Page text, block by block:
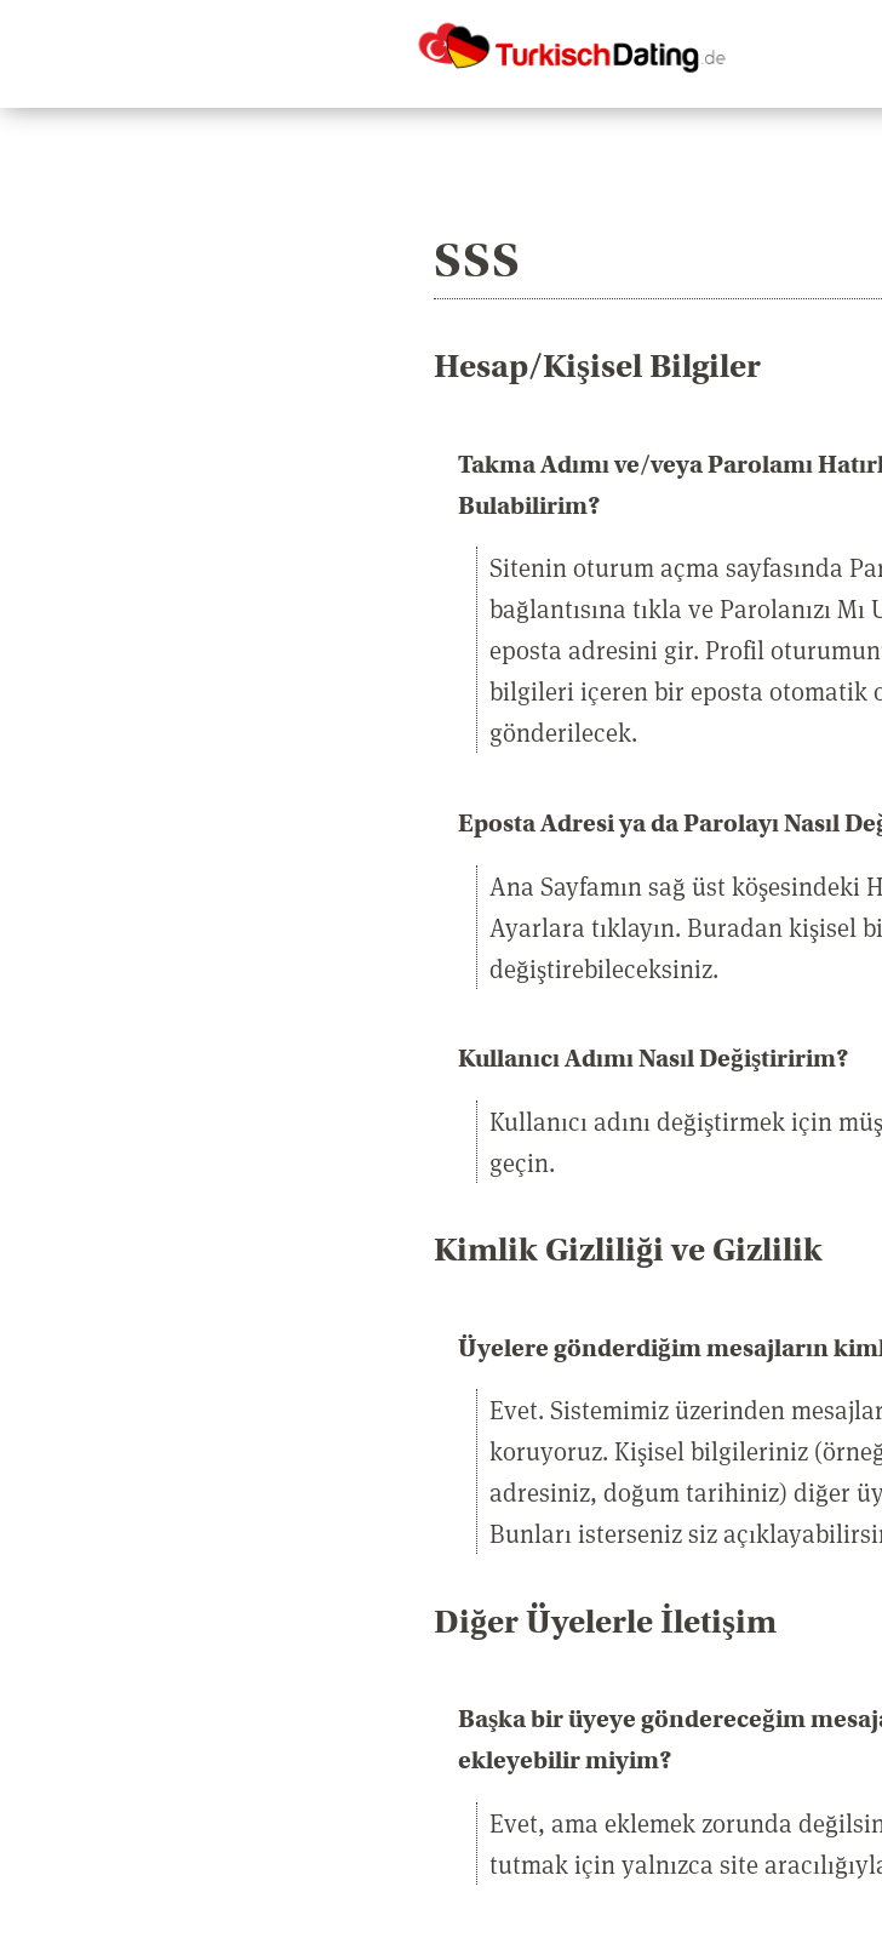
SSS
Hesap/Kişisel Bilgiler
Takma Adımı ve/veya Parolamı
Bulabilirim?
Sitenin oturum açma sayfasında
bağlantısına tıkla ve Parolanızı
eposta adresini gir. Profil
bilgileri içeren bir eposta otomatik
gönderilecek.
Eposta Adresi ya da Parolayı Nasıl
Ana Sayfamın sağ üst köşesindeki
Ayarlara tıklayın. Buradan kişisel
değiştirebileceksiniz.
Kullanıcı Adımı Nasıl Değiştiririm?
Kullanıcı adını değiştirmek için
geçin.
Kimlik Gizliliği ve Gizlilik
Üyelere gönderdiğim mesajların
Evet. Sistemimiz üzerinden
koruyoruz. Kişisel bilgileriniz
adresiniz, doğum tarihiniz) diğer
Bunları isterseniz siz
Diğer Üyelerle İletişim
Başka bir üyeye göndereceğim
ekleyebilir miyim?
Evet, ama eklemek zorunda
tutmak için yalnızca site